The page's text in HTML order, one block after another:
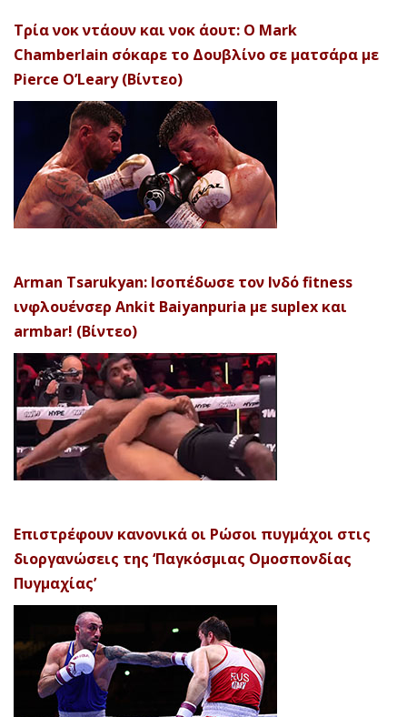
Τρία νοκ ντάουν και νοκ άουτ: Ο Mark
Chamberlain σόκαρε το Δουβλίνο σε ματσάρα με
Pierce O’Leary (Βίντεο)
Arman Tsarukyan: Ισοπέδωσε τον Ινδό fitness
ινφλουένσερ Ankit Baiyanpuria με suplex και
armbar! (Βίντεο)
Επιστρέφουν κανονικά οι Ρώσοι πυγμάχοι στις
διοργανώσεις της ‘Παγκόσμιας Ομοσπονδίας
Πυγμαχίας’